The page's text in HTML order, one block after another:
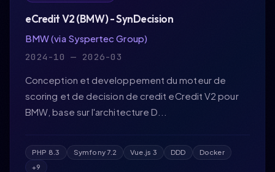
eCredit V2 (BMW) - SynDecision
BMW (via Syspertec Group)
2024-10 — 2026-03
Conception et developpement du moteur de
scoring et de decision de credit eCredit V2 pour
BMW, base sur l'architecture D...
PHP 8.3 Symfony 7.2 Vue.js 3 DDD
Docker
+9